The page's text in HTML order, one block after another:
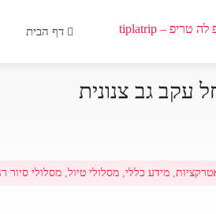
דף הבית
עקב גב צנונית
, מידע כללי, מסלולי טיול, מסלולי סיור